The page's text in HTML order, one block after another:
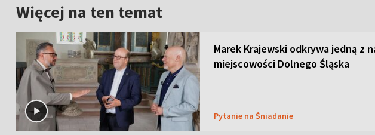
Więcej na ten temat
Marek Krajewski odkrywa jedną z
miejscowości Dolnego Śląska
Pytanie na Śniadanie